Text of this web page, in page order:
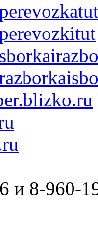
и 8-960-